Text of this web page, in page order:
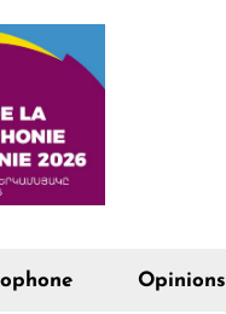
Opinions